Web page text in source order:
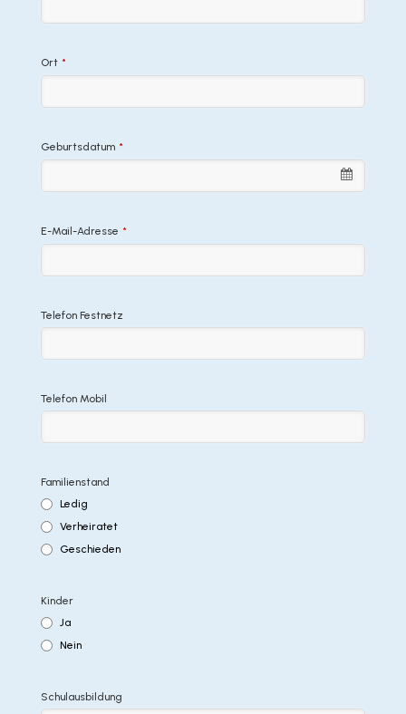
Ort *
Geburtsdatum *
E-Mail-Adresse *
Telefon Festnetz
Telefon Mobil
Familienstand
Ledig
Verheiratet
Geschieden
Kinder
Ja
Nein
Schulausbildung